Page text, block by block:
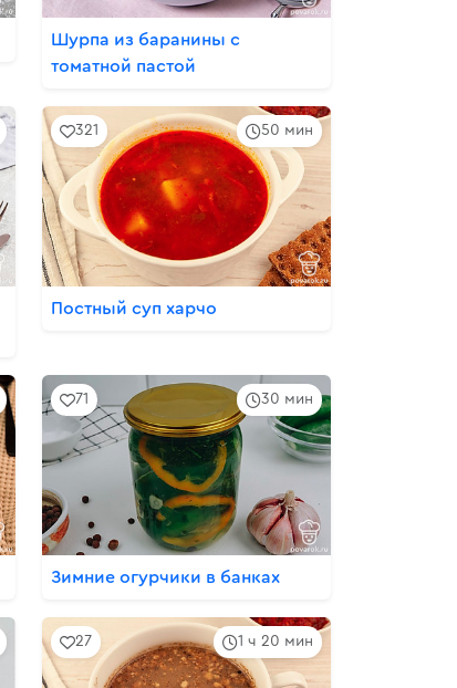
Шурпа из баранины c
томатной пастой
50 мин
321
Постный суп харчо
30 мин
71
Зимние огурчики в банках
1 ч 20 мин
27